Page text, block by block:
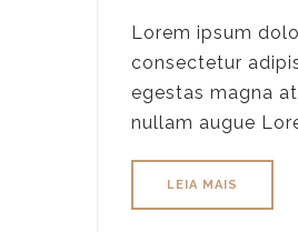
Lorem ipsum
consectetur
egestas magna
nullam augue
LEIA MAIS